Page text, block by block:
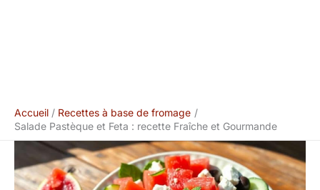
Accueil
Recettes à base de fromage
Salade Pastèque et Feta : recette Fraîche et Gourmande